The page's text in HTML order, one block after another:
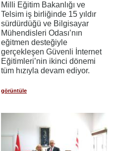
Milli Eğitim Bakanlığı ve
Telsim iş birliğinde 15 yıldır
sürdürdüğü ve Bilgisayar
Mühendisleri Odası’nın
eğitmen desteğiyle
gerçekleşen Güvenli İnternet
Eğitimleri’nin ikinci dönemi
tüm hızıyla devam ediyor.
görüntüle